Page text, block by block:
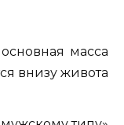
масса
внизу живота